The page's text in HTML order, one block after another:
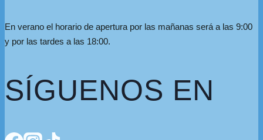
En verano el horario de apertura por las mañanas será a las 9:00
y por las tardes a las 18:00.
SÍGUENOS EN